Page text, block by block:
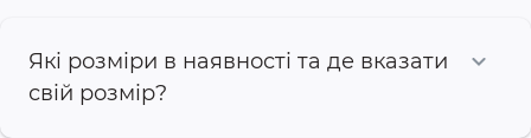
Які розміри в наявності та де вказати
свій розмір?